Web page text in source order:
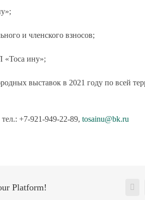
и членского взносов;
«Тоса ину»;
выставок в 2021 году по всей
+7-921-949-22-89, tosainu@bk.ru
Platform!